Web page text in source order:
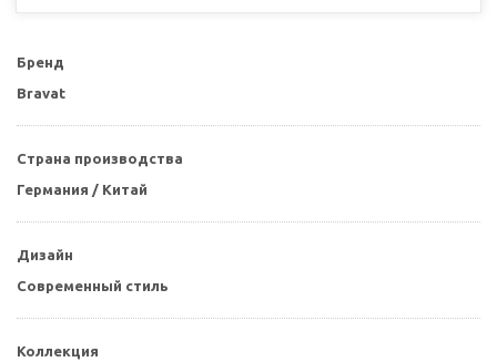
Бренд
Bravat
Страна производства
Германия / Китай
Дизайн
Современный стиль
Коллекция